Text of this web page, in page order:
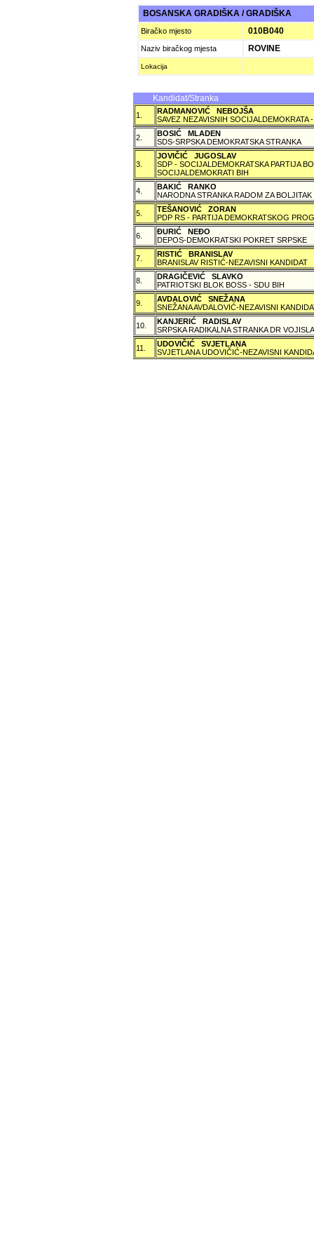
BOSANSKA GRADIŠKA / GRADIŠKA
Biračko mjesto 010B040
Naziv biračkog mjesta ROVINE
Lokacija
Kandidat/Stranka
1.
RADMANOVIĆ NEBOJŠA
SAVEZ NEZAVISNIH SOCIJALDEMOKRATA
2.
BOSIĆ MLADEN
SDS-SRPSKA DEMOKRATSKA STRANKA
3.
JOVIČIĆ JUGOSLAV
SDP - SOCIJALDEMOKRATSKA PARTIJA
SOCIJALDEMOKRATI BIH
4.
BAKIĆ RANKO
NARODNA STRANKA RADOM ZA BOLJITAK
5.
TEŠANOVIĆ ZORAN
PDP RS - PARTIJA DEMOKRATSKOG
6.
ÐURIĆ NEÐO
DEPOS-DEMOKRATSKI POKRET SRPSKE
7.
RISTIĆ BRANISLAV
BRANISLAV RISTIĆ-NEZAVISNI KANDIDAT
8.
DRAGIČEVIĆ SLAVKO
PATRIOTSKI BLOK BOSS - SDU BIH
9.
AVDALOVIĆ SNEŽANA
SNEŽANA AVDALOVIĆ-NEZAVISNI
10.
KANJERIĆ RADISLAV
SRPSKA RADIKALNA STRANKA DR
11.
UDOVIČIĆ SVJETLANA
SVJETLANA UDOVIČIĆ-NEZAVISNI